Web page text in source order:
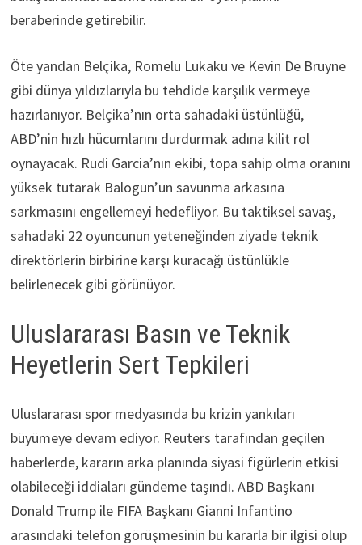
beraberinde getirebilir.
Öte yandan Belçika, Romelu Lukaku ve Kevin De Bruyne
gibi dünya yıldızlarıyla bu tehdide karşılık vermeye
hazırlanıyor. Belçika’nın orta sahadaki üstünlüğü,
ABD’nin hızlı hücumlarını durdurmak adına kilit rol
oynayacak. Rudi Garcia’nın ekibi, topa sahip olma oranını
yüksek tutarak Balogun’un savunma arkasına
sarkmasını engellemeyi hedefliyor. Bu taktiksel savaş,
sahadaki 22 oyuncunun yeteneğinden ziyade teknik
direktörlerin birbirine karşı kuracağı üstünlükle
belirlenecek gibi görünüyor.
Uluslararası Basın ve Teknik
Heyetlerin Sert Tepkileri
Uluslararası spor medyasında bu krizin yankıları
büyümeye devam ediyor. Reuters tarafından geçilen
haberlerde, kararın arka planında siyasi figürlerin etkisi
olabileceği iddiaları gündeme taşındı. ABD Başkanı
Donald Trump ile FIFA Başkanı Gianni Infantino
arasındaki telefon görüşmesinin bu kararla bir ilgisi olup